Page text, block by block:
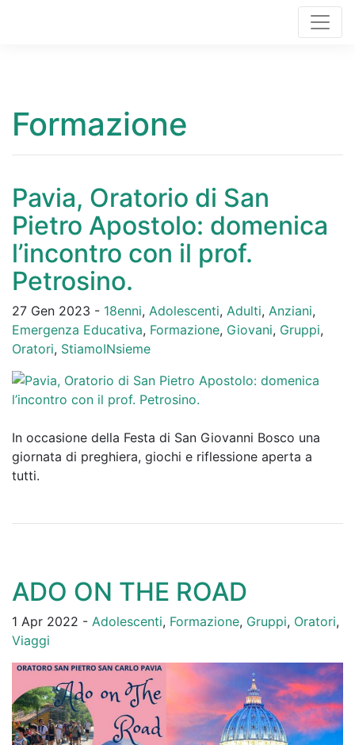
Formazione
Pavia, Oratorio di San
Pietro Apostolo: domenica
l’incontro con il prof.
Petrosino.
27 Gen 2023 - 18enni, Adolescenti, Adulti, Anziani,
Emergenza Educativa, Formazione, Giovani, Gruppi,
Oratori, StiamoINsieme
In occasione della Festa di San Giovanni Bosco una
giornata di preghiera, giochi e riflessione aperta a
tutti.
ADO ON THE ROAD
1 Apr 2022 - Adolescenti, Formazione, Gruppi, Oratori,
Viaggi